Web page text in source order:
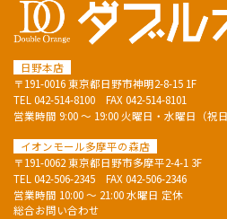
日野本店
〒191-0016 東京都日野市神明2-8-15 1F
TEL 042-514-8100 FAX 042-514-8101
営業時間 9:00 ～ 19:00 火曜日・水曜日（祝
イオンモール多摩平の森店
〒191-0062 東京都日野市多摩平2-4-1 3F
TEL 042-506-2345 FAX 042-506-2346
営業時間 10:00 ～ 21:00 水曜日 定休
総合お問い合わせ